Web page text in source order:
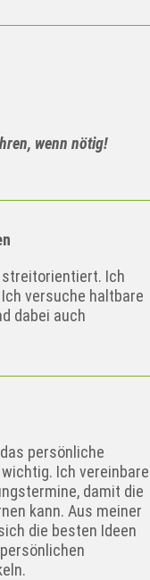
wenn nötig!
Ich
versuche haltbare
dabei auch
persönliche
Ich vereinbare
damit die
kann. Aus meiner
die besten Ideen